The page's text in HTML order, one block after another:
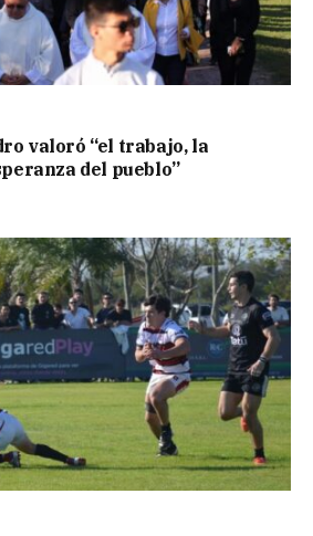
valoró “el trabajo, la
del pueblo”